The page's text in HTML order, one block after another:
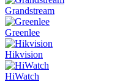
Grandstream
Greenlee
Hikvision
HiWatch